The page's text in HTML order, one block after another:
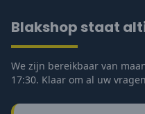
Blakshop staat
We zijn bereikbaar van
17:30. Klaar om al uw